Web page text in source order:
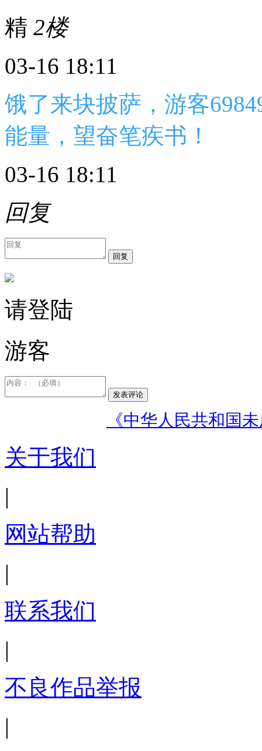
精 2楼
03-16 18:11
饿了来块披萨，游客
能量，望奋笔疾书！
03-16 18:11
回复
回复
请登陆
游客
发表评论
《中华人民共和国
关于我们
|
网站帮助
|
联系我们
|
不良作品举报
|